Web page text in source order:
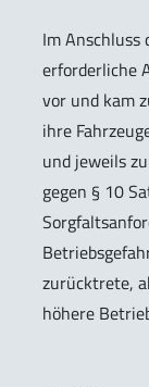
Im Anschluss
erforderliche
vor und kam
ihre
und jeweils
gegen § 10
zurücktrete,
höhere